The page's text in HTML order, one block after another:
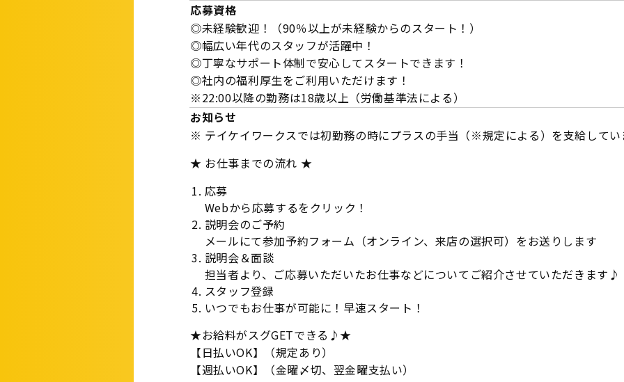
応募資格
◎未経験歓迎！（90％以上が未経験からのスタート！）
◎幅広い年代のスタッフが活躍中！
◎丁寧なサポート体制で安心してスタートできます！
◎社内の福利厚生をご利用いただけます！
※22:00以降の勤務は18歳以上（労働基準法による）
お知らせ
※ テイケイワークスでは初勤務の時にプラスの手当（※規定による）を支給してい
★ お仕事までの流れ ★
応募
Webから応募するをクリック！
説明会のご予約
メールにて参加予約フォーム（オンライン、来店の選択可）をお送りします
説明会＆面談
担当者より、ご応募いただいたお仕事などについてご紹介させていただきます♪
スタッフ登録
いつでもお仕事が可能に！早速スタート！
★お給料がスグGETできる♪★
【日払いOK】（規定あり）
【週払いOK】（金曜〆切、翌金曜支払い）